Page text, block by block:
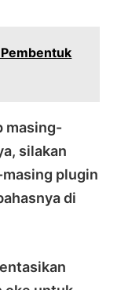
masing-
silakan
plugin
di